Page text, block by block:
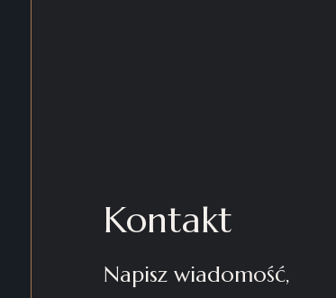
Kontakt
Napisz wiadomość,